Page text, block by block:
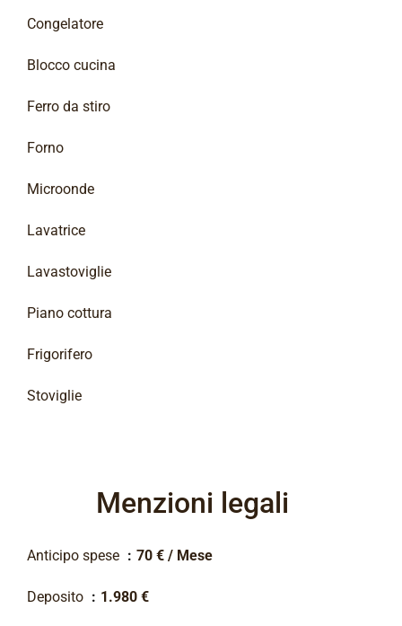
Congelatore
Blocco cucina
Ferro da stiro
Forno
Microonde
Lavatrice
Lavastoviglie
Piano cottura
Frigorifero
Stoviglie
Menzioni legali
Anticipo spese 70 € / Mese
Deposito 1.980 €